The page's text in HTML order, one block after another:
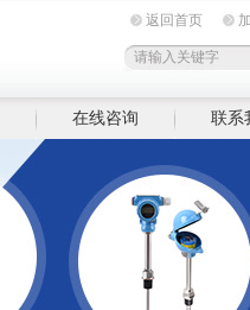
返回首页
在线咨询 联系